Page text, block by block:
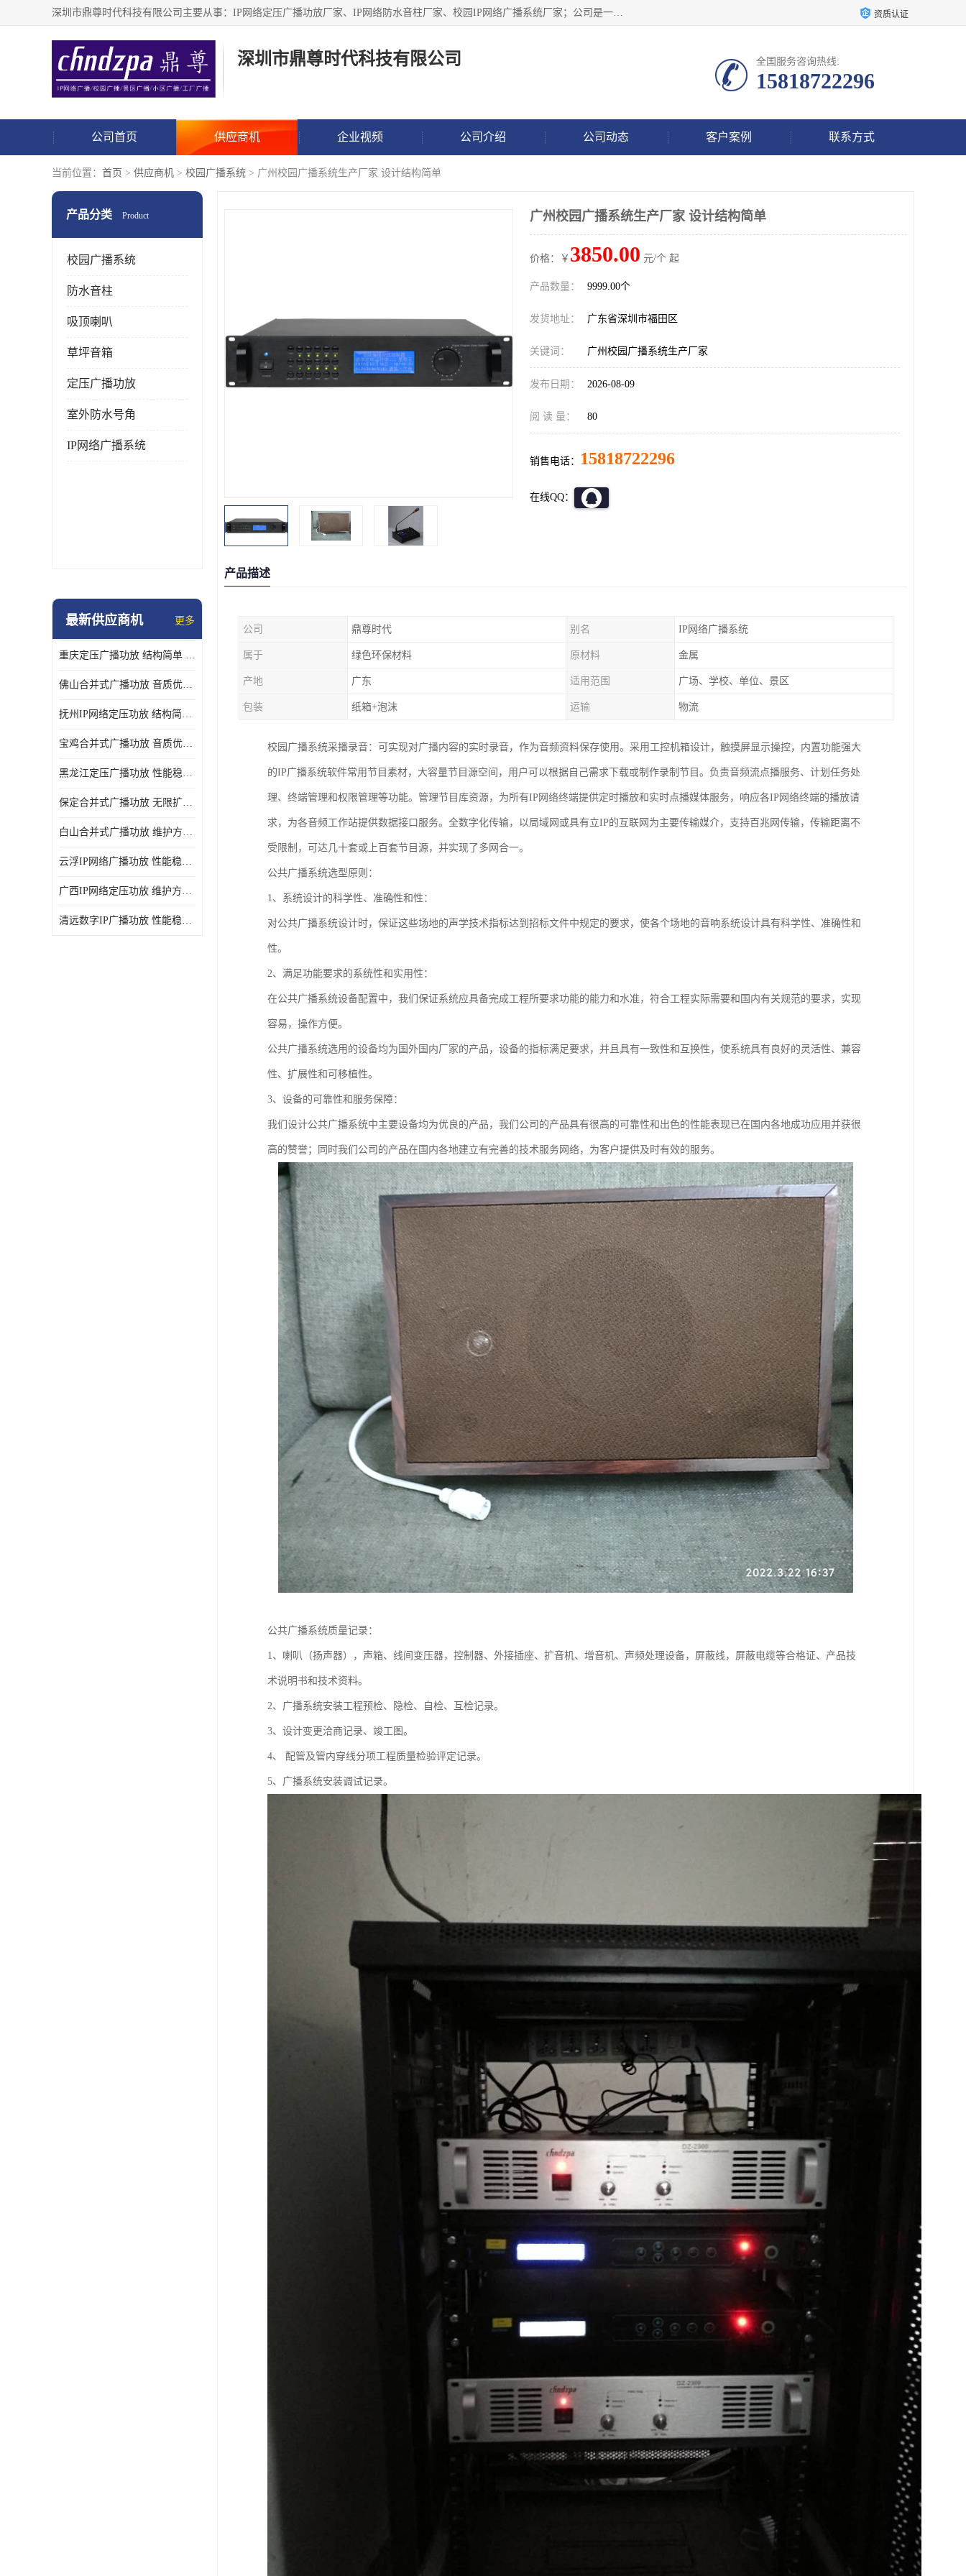
深圳市鼎尊时代科技有限公司主要从事：IP网络定压广播功放厂家、IP网络防水音柱厂家、校园IP网络广播系统厂家；公司是一家集研发、生产、销售公共广播器材于一体的现代电子科技企业。公司成立多年来，本着“自主研发技术、开拓稳定的产品”的宗旨，集多年的行业经验，引航广播行业的迅猛发展，使产品能够适应时代技术发展的需要。 资质认证
深圳市鼎尊时代科技有限公司 全国服务咨询热线:
15818722296
公司首页 供应商机 企业视频 公司介绍 公司动态 客户案例 联系方式
当前位置： 首页 > 供应商机 > 校园广播系统 > 广州校园广播系统生产厂家 设计结构简单
产品分类 Product
校园广播系统
防水音柱
吸顶喇叭
草坪音箱
定压广播功放
室外防水号角
IP网络广播系统
最新供应商机 更多
重庆定压广播功放 结构简单 传输距离远
佛山合并式广播功放 音质优美清晰 输出电压大 电流小
抚州IP网络定压功放 结构简单 多应用于公共场合
宝鸡合并式广播功放 音质优美清晰 维护方便
黑龙江定压广播功放 性能稳定 无限扩容
保定合并式广播功放 无限扩容 设计结构简单
白山合并式广播功放 维护方便 多应用于公共场合
云浮IP网络广播功放 性能稳定 设计结构简单
广西IP网络定压功放 维护方便 多应用于公共场合
清远数字IP广播功放 性能稳定 传输距离远
广州校园广播系统生产厂家 设计结构简单
价格：￥ 3850.00 元/个 起
产品数量： 9999.00个
发货地址： 广东省深圳市福田区
关键词： 广州校园广播系统生产厂家
发布日期： 2026-08-09
阅 读 量： 80
销售电话： 15818722296
在线QQ：
产品描述
公司 鼎尊时代 别名 IP网络广播系统
属于 绿色环保材料 原材料 金属
产地 广东 适用范围 广场、学校、单位、景区
包装 纸箱+泡沫 运输 物流
校园广播系统采播录音：可实现对广播内容的实时录音，作为音频资料保存使用。采用工控机箱设计，触摸屏显示操控，内置功能强大
的IP广播系统软件常用节目素材，大容量节目源空间，用户可以根据自己需求下载或制作录制节目。负责音频流点播服务、计划任务处
理、终端管理和权限管理等功能。管理节目库资源，为所有IP网络终端提供定时播放和实时点播媒体服务，响应各IP网络终端的播放请
求，为各音频工作站提供数据接口服务。全数字化传输，以局域网或具有立IP的互联网为主要传输媒介，支持百兆网传输，传输距离不
受限制，可达几十套或上百套节目源，并实现了多网合一。
公共广播系统选型原则：
1、系统设计的科学性、准确性和性：
对公共广播系统设计时，保证这些场地的声学技术指标达到招标文件中规定的要求，使各个场地的音响系统设计具有科学性、准确性和
性。
2、满足功能要求的系统性和实用性：
在公共广播系统设备配置中，我们保证系统应具备完成工程所要求功能的能力和水准，符合工程实际需要和国内有关规范的要求，实现
容易，操作方便。
公共广播系统选用的设备均为国外国内厂家的产品，设备的指标满足要求，并且具有一致性和互换性，使系统具有良好的灵活性、兼容
性、扩展性和可移植性。
3、设备的可靠性和服务保障：
我们设计公共广播系统中主要设备均为优良的产品，我们公司的产品具有很高的可靠性和出色的性能表现已在国内各地成功应用并获很
高的赞誉；同时我们公司的产品在国内各地建立有完善的技术服务网络，为客户提供及时有效的服务。
公共广播系统质量记录：
1、喇叭（扬声器），声箱、线间变压器，控制器、外接插座、扩音机、增音机、声频处理设备，屏蔽线，屏蔽电缆等合格证、产品技
术说明书和技术资料。
2、广播系统安装工程预检、隐检、自检、互检记录。
3、设计变更洽商记录、竣工图。
4、 配管及管内穿线分项工程质量检验评定记录。
5、广播系统安装调试记录。